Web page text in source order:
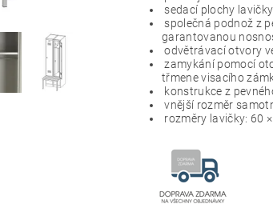
sedací plochy
společná podnož z
garantovanou
odvětrávací otvory
zamykání pomocí
třmene visacího
konstrukce z
vnější rozměr
rozměry lavičky: 60